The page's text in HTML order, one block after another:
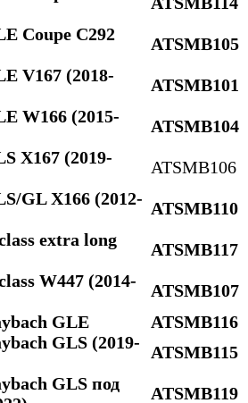
Coupe C292
ATSMB105
V167 (2018-
ATSMB101
W166 (2015-
ATSMB104
Х167 (2019-
ATSMB106
GL X166 (2012- ATSMB110
extra long
ATSMB117
W447 (2014-
ATSMB107
GLE
ATSMB116
GLS (2019-
ATSMB115
GLS под
ATSMB119